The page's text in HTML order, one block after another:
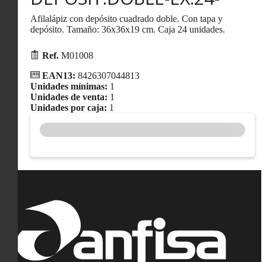
Afilalápiz con depósito cuadrado doble. Con tapa y
depósito. Tamaño: 36x36x19 cm. Caja 24 unidades.
Ref. M01008
EAN13: 8426307044813
Unidades mínimas: 1
Unidades de venta: 1
Unidades por caja: 1